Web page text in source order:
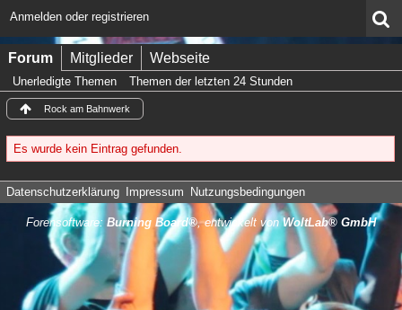
Anmelden oder registrieren
Forum Mitglieder Webseite
Unerledigte Themen Themen der letzten 24 Stunden
Rock am Bahnwerk
Es wurde kein Eintrag gefunden.
Datenschutzerklärung Impressum Nutzungsbedingungen
Forensoftware: Burning Board®, entwickelt vonWoltLab® GmbH